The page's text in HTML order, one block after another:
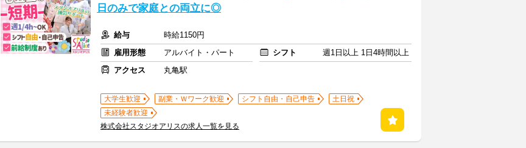
日のみで家庭との両立に◎
給与
時給1150円
雇用形態
アルバイト・パート シフト
週1日以上 1日4時間以上
アクセス
丸亀駅
大学生歓迎 副業・Ｗワーク歓迎 シフト自由・自己申告
土日祝
未経験者歓迎
株式会社スタジオアリスの求人一覧を見る